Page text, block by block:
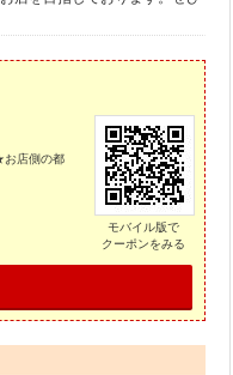
お店側の都
モバイル版で
クーポンをみる